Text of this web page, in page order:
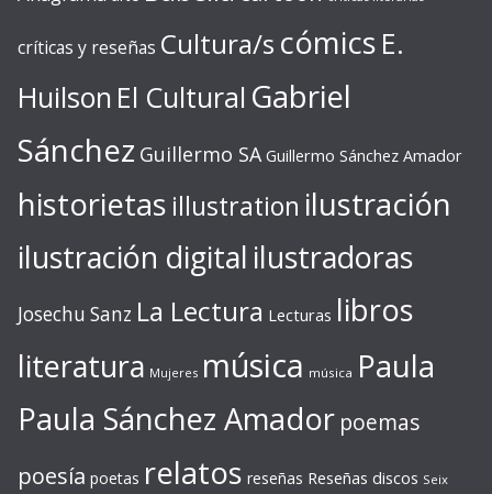
críticas y reseñas Cultura/s cómics E.
Huilson El Cultural Gabriel
Sánchez Guillermo SA Guillermo Sánchez Amador
historietas illustration ilustración
ilustración digital ilustradoras
Josechu Sanz La Lectura Lecturas libros
literatura Mujeres música música Paula
Paula Sánchez Amador poemas
poesía poetas relatos reseñas Reseñas discos Seix